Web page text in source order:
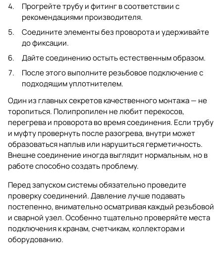
Прогрейте трубу и фитинг в соответствии с
рекомендациями производителя.
Соедините элементы без проворота и удерживайте
до фиксации.
Дайте соединению остыть естественным образом.
После этого выполните резьбовое подключение с
подходящим уплотнителем.
Один из главных секретов качественного монтажа — не
торопиться. Полипропилен не любит перекосов,
перегрева и проворота во время соединения. Если трубу
и муфту провернуть после разогрева, внутри может
образоваться наплыв или нарушиться герметичность.
Внешне соединение иногда выглядит нормальным, но в
работе способно создать проблему.
Перед запуском системы обязательно проведите
проверку соединений. Давление лучше подавать
постепенно, внимательно осматривая каждый резьбовой
и сварной узел. Особенно тщательно проверяйте места
подключения к кранам, счетчикам, коллекторам и
оборудованию.